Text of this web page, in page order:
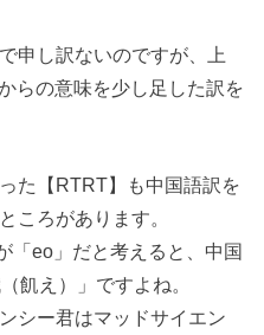
申し訳ないのですが、上
らの意味を少し足した訳を
た【RTRT】も中国語訳を
ころがあります。
「eo」だと考えると、中国
飢え）」ですよね。
シー君はマッドサイエン